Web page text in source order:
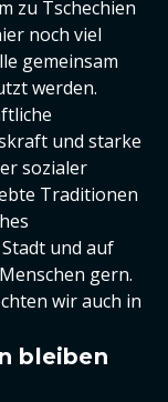
zu Tschechien
noch viel
gemeinsam
werden.
und starke
sozialer
Traditionen
und auf
gern.
wir auch in
bleiben